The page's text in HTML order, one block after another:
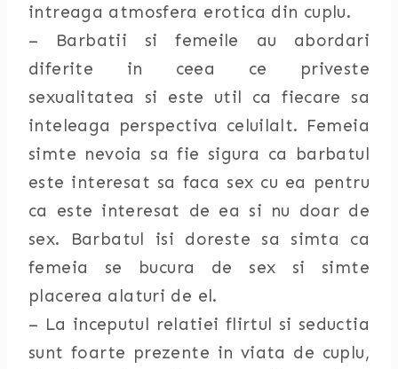
intreaga atmosfera erotica din cuplu.
– Barbatii si femeile au abordari
diferite in ceea ce priveste
sexualitatea si este util ca fiecare sa
inteleaga perspectiva celuilalt. Femeia
simte nevoia sa fie sigura ca barbatul
este interesat sa faca sex cu ea pentru
ca este interesat de ea si nu doar de
sex. Barbatul isi doreste sa simta ca
femeia se bucura de sex si simte
placerea alaturi de el.
– La inceputul relatiei flirtul si seductia
sunt foarte prezente in viata de cuplu,